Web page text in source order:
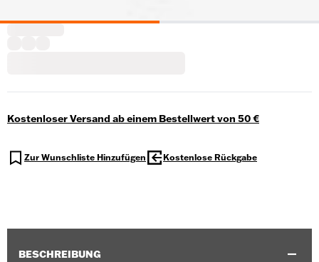
Kostenloser Versand ab einem Bestellwert von 50 €
Zur Wunschliste Hinzufügen Kostenlose Rückgabe
BESCHREIBUNG